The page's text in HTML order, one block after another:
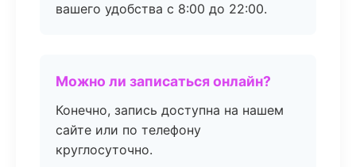
вашего удобства с 8:00 до 22:00.
Можно ли записаться онлайн?
Конечно, запись доступна на нашем
сайте или по телефону
круглосуточно.